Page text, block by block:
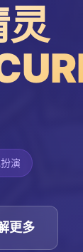
灵
演
更多